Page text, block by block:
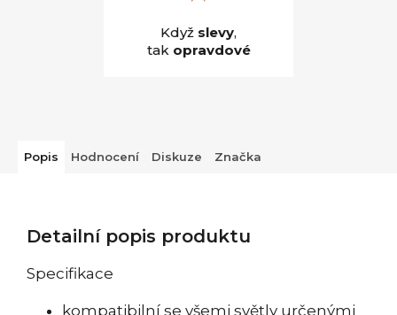
Když slevy,
tak opravdové
Popis Hodnocení Diskuze Značka
Detailní popis produktu
Specifikace
kompatibilní se všemi světly určenými